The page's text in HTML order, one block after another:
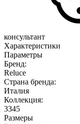
консультант
Характеристики
Параметры
Бренд:
Reluce
Страна бренда:
Италия
Коллекция:
3345
Размеры